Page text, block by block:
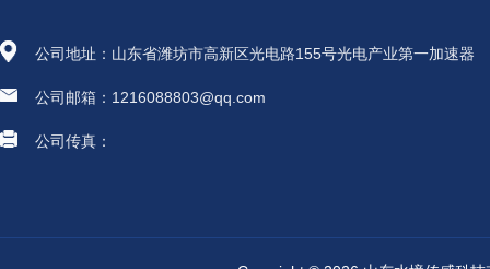
公司地址：山东省潍坊市高新区光电路155号光电产业第一加速器
公司邮箱：1216088803@qq.com
公司传真：